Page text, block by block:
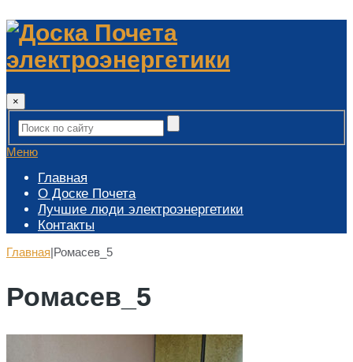
×
Меню
Главная
О Доске Почета
Лучшие люди электроэнергетики
Контакты
Главная|Ромасев_5
Ромасев_5